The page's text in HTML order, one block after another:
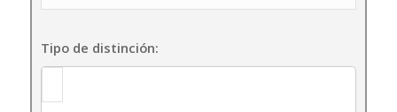
Tipo de distinción: